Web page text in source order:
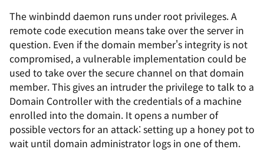
The winbindd daemon runs under root privileges. A
remote code execution means take over the server in
question. Even if the domain member's integrity is not
compromised, a vulnerable implementation could be
used to take over the secure channel on that domain
member. This gives an intruder the privilege to talk to a
Domain Controller with the credentials of a machine
enrolled into the domain. It opens a number of
possible vectors for an attack: setting up a honey pot to
wait until domain administrator logs in one of them.